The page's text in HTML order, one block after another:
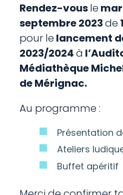
Rendez-vousle
septembre 2023de
pour le lancement
2023/2024à
Médiathèque
de Mérignac.
Au programme :
Présentation
Ateliers
Buffet apéritif